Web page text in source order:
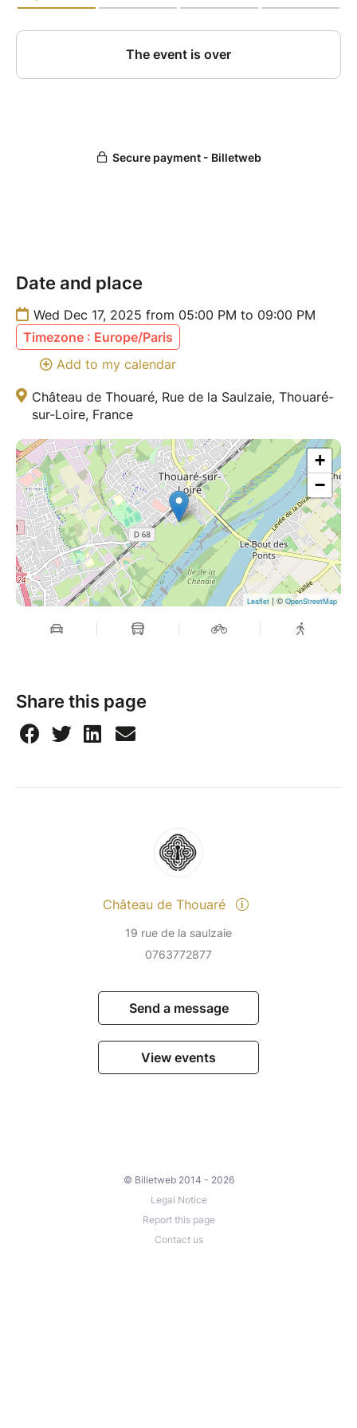
Date and place
Wed Dec 17, 2025 from 05:00 PM to 09:00 PM
Timezone : Europe/Paris
Add to my calendar
Château de Thouaré, Rue de la Saulzaie, Thouaré-
sur-Loire, France
+
−
Leaflet | ©OpenStreetMap
Share this page
Château de Thouaré
19 rue de la saulzaie
0763772877
Send a message
View events
© Billetweb 2014 - 2026
Legal Notice
Report this page
Contact us